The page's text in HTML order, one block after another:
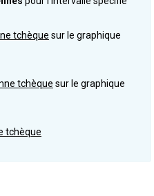
tchèque sur le graphique
tchèque sur le graphique
tchèque